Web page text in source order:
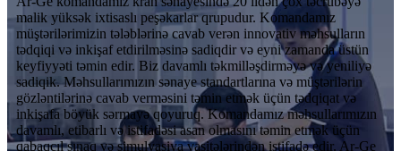
malik yüksək ixtisaslı peşəkarlar qrupudur. Komandamız
müştərilərimizin tələblərinə cavab verən innovativ məhsulların
tədqiqi və inkişaf etdirilməsinə sadiqdir və eyni zamanda üstün
keyfiyyəti təmin edir. Biz davamlı təkmilləşdirməyə və yeniliyə
sadiqik. Məhsullarımızın sənaye standartlarına və müştərilərin
gözləntilərinə cavab verməsini təmin etmək üçün tədqiqat və
inkişafa böyük sərmayə qoyuruq. Komandamız məhsullarımızın
davamlı, etibarlı və istifadəsi asan olmasını təmin etmək üçün
qabaqcıl sınaq və simulyasiya vasitələrindən istifadə edir. Ar-Ge